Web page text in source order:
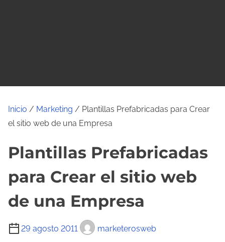
Inicio / Marketing / Plantillas Prefabricadas para Crear
el sitio web de una Empresa
Plantillas Prefabricadas
para Crear el sitio web
de una Empresa
29 agosto 2011 marketerosweb
T